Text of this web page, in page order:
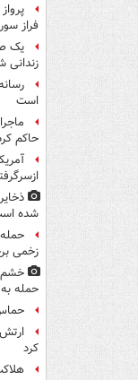
فراز
یک
زندانی
است
حاکم
شده
زخمی
خشم
حمله به
کرد